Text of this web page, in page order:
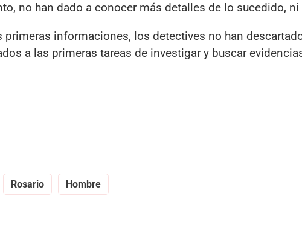
no han dado a conocer más detalles de lo sucedido,
primeras informaciones, los detectives no han
a las primeras tareas de investigar y buscar
Rosario Hombre